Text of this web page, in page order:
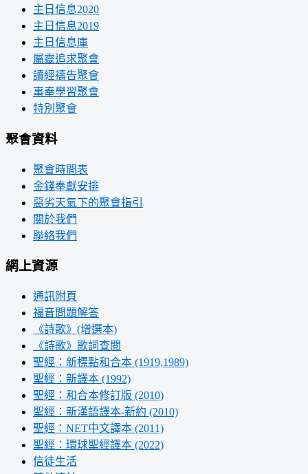
主日信息2020
主日信息2019
主日信息庫
屬靈追求聚會
讀經禱告聚會
事奉學習聚會
特別聚會
聚會資料
聚會時間表
金錢奉獻安排
惡劣天氣下的聚會指引
關於我們
聯絡我們
網上資源
通訊附頁
福音問題解答
《詩歌》(增選本)
《詩歌》歌詞查閱
聖經：新標點和合本 (1919,1989)
聖經：新譯本 (1992)
聖經：和合本修訂版 (2010)
聖經：新漢語譯本-新約 (2010)
聖經：NET中文譯本 (2011)
聖經：環球聖經譯本 (2022)
信徒生活